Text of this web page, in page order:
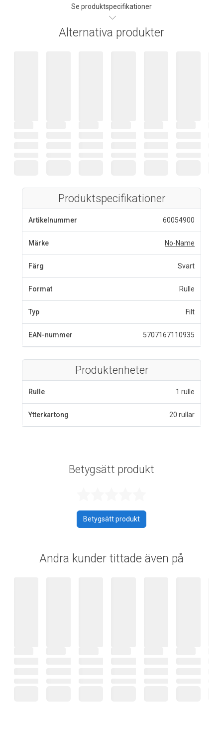
Se produktspecifikationer
Alternativa produkter
Produktspecifikationer
Artikelnummer 60054900
Märke No-Name
Färg Svart
Format Rulle
Typ Filt
EAN-nummer 5707167110935
Produktenheter
Rulle 1 rulle
Ytterkartong 20 rullar
Betygsätt produkt
Betygsätt produkt
Andra kunder tittade även på